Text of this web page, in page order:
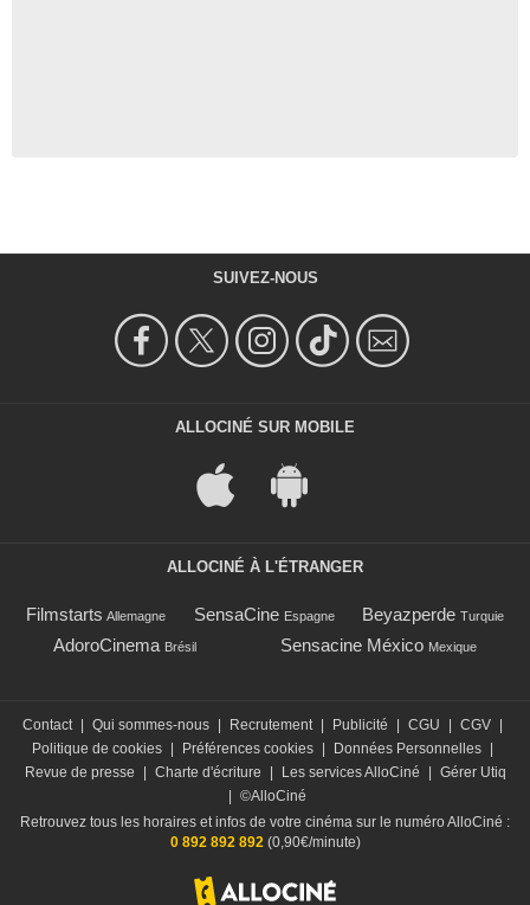
SUIVEZ-NOUS
ALLOCINÉ SUR MOBILE
ALLOCINÉ À L'ÉTRANGER
Filmstarts Allemagne SensaCine Espagne Beyazperde Turquie
AdoroCinema Brésil Sensacine México Mexique
Contact Qui sommes-nous Recrutement Publicité CGU CGV
Politique de cookies
Préférences cookies Données Personnelles
Revue de presse
Charte d'écriture Les services AlloCiné
Gérer Utiq
©AlloCiné
Retrouvez tous les horaires et infos de votre cinéma sur le numéro AlloCiné :
0 892 892 892(0,90€/minute)